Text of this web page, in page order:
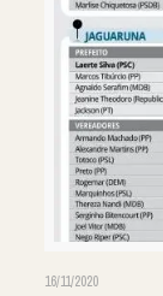
16/11/2020